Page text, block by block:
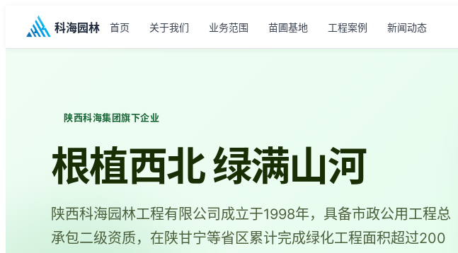
科海园林 首页 关于我们 业务范围 苗圃基地 工程案例 新闻动态
陕西科海集团旗下企业
根植西北 绿满山河
陕西科海园林工程有限公司成立于1998年，具备市政公用工程总
承包二级资质，在陕甘宁等省区累计完成绿化工程面积超过200